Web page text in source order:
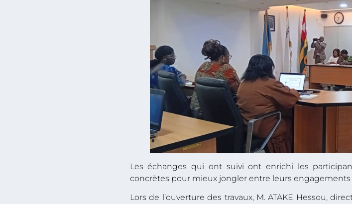
Les échanges qui ont suivi ont enrichi les
concrètes pour mieux jongler entre leurs engagements
Lors de l’ouverture des travaux, M. ATAKE Hessou,